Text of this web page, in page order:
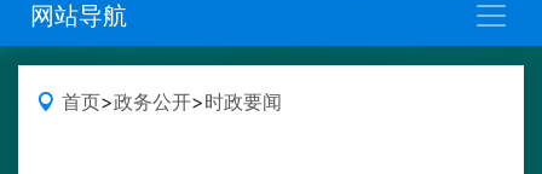
网站导航
首页>政务公开>时政要闻